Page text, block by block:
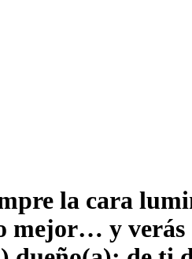
la cara
mejor… y verás